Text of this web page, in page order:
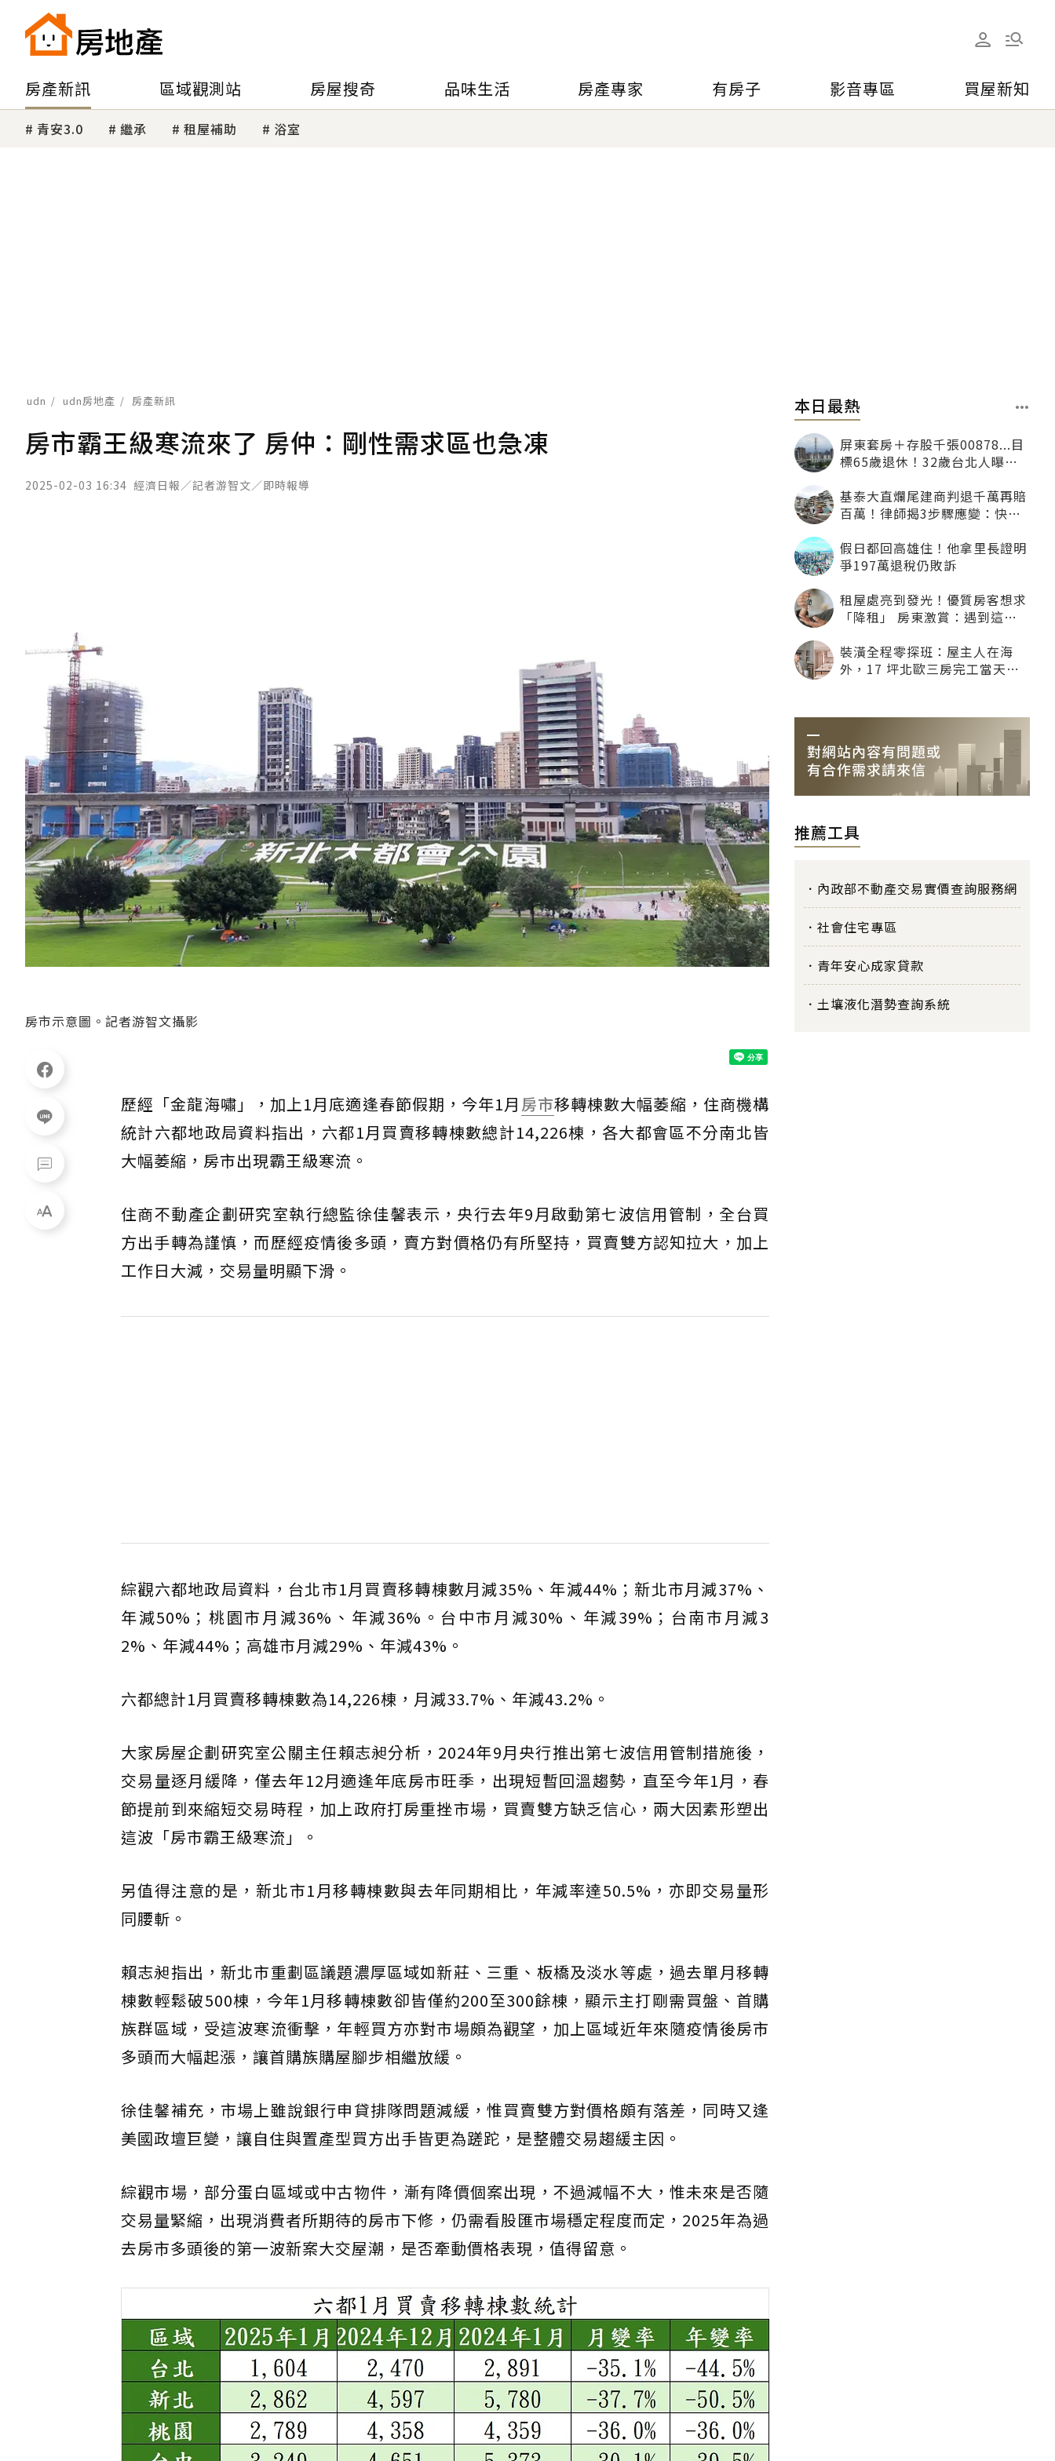
房產新訊 區域觀測站 房屋搜奇 品味生活 房產專家 有房子 影音專區 買屋新知
青安3.0 繼承 租屋補助 浴室
udn udn房地產 房產新訊
房市霸王級寒流來了 房仲：剛性需求區也急凍
2025-02-03 16:34 經濟日報／記者游智文／即時報導
房市示意圖。記者游智文攝影
歷經「金龍海嘯」，加上1月底適逢春節假期，今年1月 房市移轉棟數大幅萎縮，住商機構
統計六都地政局資料指出，六都1月買賣移轉棟數總計14,226棟，各大都會區不分南北皆
大幅萎縮，房市出現霸王級寒流。
住商不動產企劃研究室執行總監徐佳馨表示，央行去年9月啟動第七波信用管制，全台買
方出手轉為謹慎，而歷經疫情後多頭，賣方對價格仍有所堅持，買賣雙方認知拉大，加上
工作日大減，交易量明顯下滑。
綜觀六都地政局資料，台北市1月買賣移轉棟數月減35%、年減44%；新北市月減37%、
年減50%；桃園市月減36%、年減36%。台中市月減30%、年減39%；台南市月減3
2%、年減44%；高雄市月減29%、年減43%。
六都總計1月買賣移轉棟數為14,226棟，月減33.7%、年減43.2%。
大家房屋企劃研究室公關主任賴志昶分析，2024年9月央行推出第七波信用管制措施後，
交易量逐月緩降，僅去年12月適逢年底房市旺季，出現短暫回溫趨勢，直至今年1月，春
節提前到來縮短交易時程，加上政府打房重挫市場，買賣雙方缺乏信心，兩大因素形塑出
這波「房市霸王級寒流」。
另值得注意的是，新北市1月移轉棟數與去年同期相比，年減率達50.5%，亦即交易量形
同腰斬。
賴志昶指出，新北市重劃區議題濃厚區域如新莊、三重、板橋及淡水等處，過去單月移轉
棟數輕鬆破500棟，今年1月移轉棟數卻皆僅約200至300餘棟，顯示主打剛需買盤、首購
族群區域，受這波寒流衝擊，年輕買方亦對市場頗為觀望，加上區域近年來隨疫情後房市
多頭而大幅起漲，讓首購族購屋腳步相繼放緩。
徐佳馨補充，市場上雖說銀行申貸排隊問題減緩，惟買賣雙方對價格頗有落差，同時又逢
美國政壇巨變，讓自住與置產型買方出手皆更為蹉跎，是整體交易趨緩主因。
綜觀市場，部分蛋白區域或中古物件，漸有降價個案出現，不過減幅不大，惟未來是否隨
交易量緊縮，出現消費者所期待的房市下修，仍需看股匯市場穩定程度而定，2025年為過
去房市多頭後的第一波新案大交屋潮，是否牽動價格表現，值得留意。
本日最熱
屏東套房＋存股千張00878...目
標65歲退休！32歲台北人曝：
基泰大直爛尾建商判退千萬再賠
百萬！律師揭3步驟應變：快通
假日都回高雄住！他拿里長證明
爭197萬退稅仍敗訴
租屋處亮到發光！優質房客想求
「降租」 房東激賞：遇到這種
裝潢全程零探班：屋主人在海
外，17 坪北歐三房完工當天才
推薦工具
內政部不動產交易實價查詢服務網
社會住宅專區
青年安心成家貸款
土壤液化潛勢查詢系統